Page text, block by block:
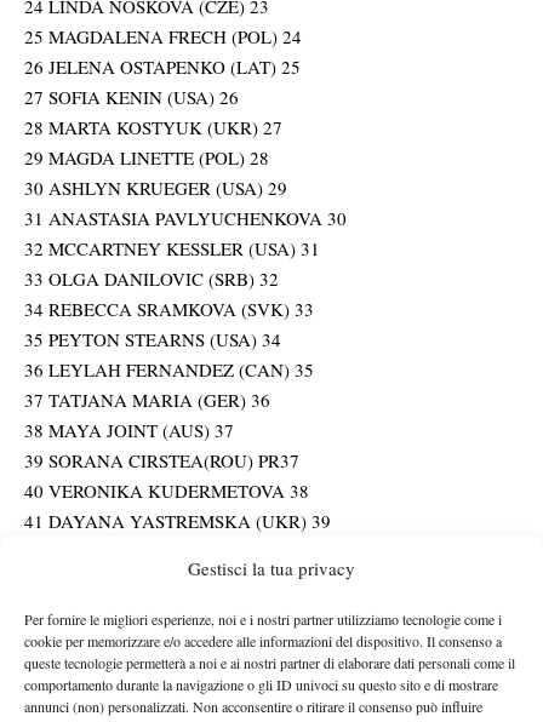
Gestisci la tua privacy
Per fornire le migliori esperienze, noi e i nostri partner utilizziamo tecnologie come i
cookie per memorizzare e/o accedere alle informazioni del dispositivo. Il consenso a
queste tecnologie permetterà a noi e ai nostri partner di elaborare dati personali come il
comportamento durante la navigazione o gli ID univoci su questo sito e di mostrare
annunci (non) personalizzati. Non acconsentire o ritirare il consenso può influire
24 LINDA NOSKOVA (CZE) 23
25 MAGDALENA FRECH (POL) 24
26 JELENA OSTAPENKO (LAT) 25
27 SOFIA KENIN (USA) 26
28 MARTA KOSTYUK (UKR) 27
29 MAGDA LINETTE (POL) 28
30 ASHLYN KRUEGER (USA) 29
31 ANASTASIA PAVLYUCHENKOVA 30
32 MCCARTNEY KESSLER (USA) 31
33 OLGA DANILOVIC (SRB) 32
34 REBECCA SRAMKOVA (SVK) 33
35 PEYTON STEARNS (USA) 34
36 LEYLAH FERNANDEZ (CAN) 35
37 TATJANA MARIA (GER) 36
38 MAYA JOINT (AUS) 37
39 SORANA CIRSTEA(ROU) PR37
40 VERONIKA KUDERMETOVA 38
41 DAYANA YASTREMSKA (UKR) 39
43 KATIE BOULTER (GBR) 41
44 ANASTASIA POTAPOVA 42
45 YULIA PUTINTSEVA (KAZ) 43
46 SONAY KARTAL (GBR) 44
47 EMMA RADUCANU (GBR) 45